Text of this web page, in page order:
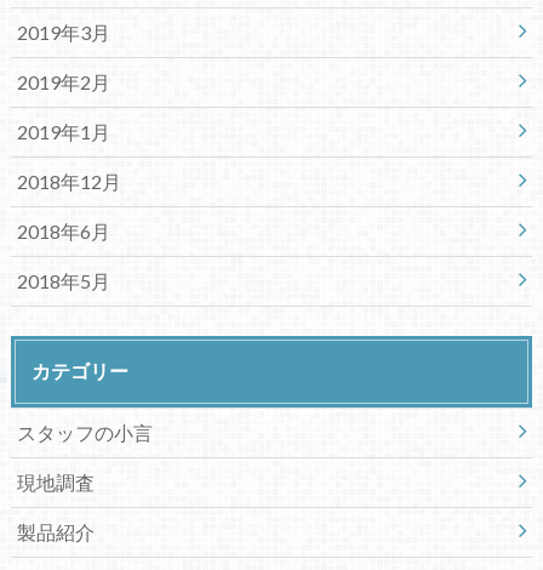
2019年3月
2019年2月
2019年1月
2018年12月
2018年6月
2018年5月
カテゴリー
スタッフの小言
現地調査
製品紹介